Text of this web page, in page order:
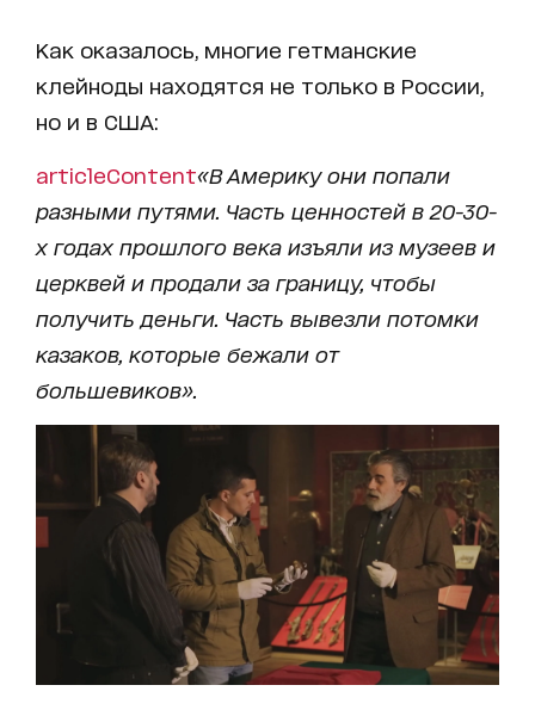
Как оказалось, многие гетманские
клейноды находятся не только в России,
но и в США:
articleContent«В Америку они попали
разными путями. Часть ценностей в 20-30-
х годах прошлого века изъяли из музеев и
церквей и продали за границу, чтобы
получить деньги. Часть вывезли потомки
казаков, которые бежали от
большевиков».